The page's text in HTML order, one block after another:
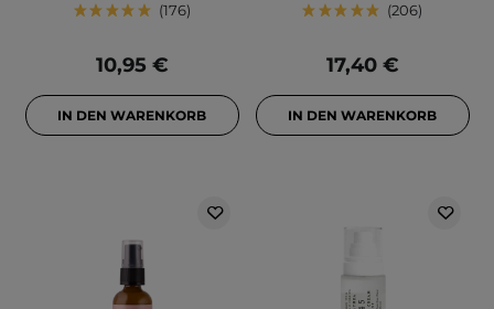
176
10,95 €
IN DEN WARENKORB
206
17,40 €
IN DEN WARENKORB